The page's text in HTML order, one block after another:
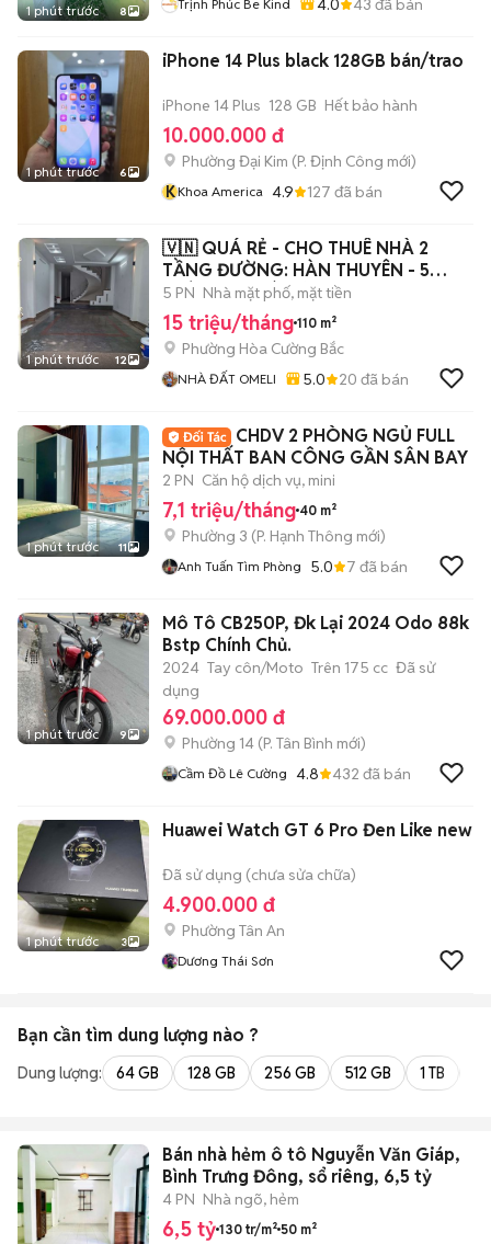
1 phút trước 8 Trịnh Phúc Be Kind
1 phút trước 6
iPhone 14 Plus black 128GB bán/trao
iPhone 14 Plus 128 GB Hết bảo hành
10.000.000 đ
Phường Đại Kim (P. Định Công mới)
KKhoa America 4.9 127 đã bán
1 phút trước 12
🇻🇳 QUÁ RẺ - CHO THUÊ NHÀ 2
TẦNG ĐƯỜNG: HÀN THUYÊN - 5
PHÒNG - NHÀ RỘNG
5 PN Nhà mặt phố, mặt tiền
15 triệu/tháng 110 m²
Phường Hòa Cường Bắc
NHÀ ĐẤT OMELI 5.0 20 đã bán
1 phút trước 11
CHDV 2 PHÒNG NGỦ FULL
NỘI THẤT BAN CÔNG GẦN SÂN BAY
2 PN Căn hộ dịch vụ, mini
7,1 triệu/tháng 40 m²
Phường 3 (P. Hạnh Thông mới)
Anh Tuấn Tìm Phòng 5.0 7 đã bán
1 phút trước 9
Mô Tô CB250P, Đk Lại 2024 Odo 88k
Bstp Chính Chủ.
2024 Tay côn/Moto Trên 175 cc Đã sử
dụng
69.000.000 đ
Phường 14 (P. Tân Bình mới)
Cầm Đồ Lê Cường 4.8 432 đã bán
1 phút trước 3
Huawei Watch GT 6 Pro Đen Like new
Đã sử dụng (chưa sửa chữa)
4.900.000 đ
Phường Tân An
Dương Thái Sơn
Bạn cần tìm dung lượng nào ?
Dung lượng: 64 GB 128 GB 256 GB 512 GB 1 TB
Bán nhà hẻm ô tô Nguyễn Văn Giáp,
Bình Trưng Đông, sổ riêng, 6,5 tỷ
4 PN Nhà ngõ, hẻm
6,5 tỷ 130 tr/m² 50 m²